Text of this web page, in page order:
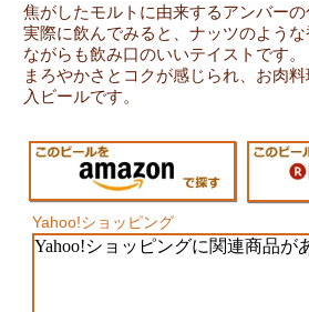
焦がしたモルトに由来するアンバーの
実際に飲んでみると、ナッツのよう
ながらも飲み口のいいテイストです。
まろやかさとコクが感じられ、お肉
入ビールです。
Yahoo!ショッピング